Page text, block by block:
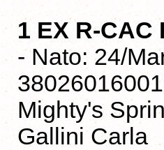
1 EX R-CAC
- Nato: 24/
Mighty's
Gallini Carla